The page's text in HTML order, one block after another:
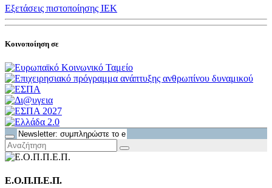
Εξετάσεις πιστοποίησης ΙΕΚ
Κοινοποίηση σε
Ε.Ο.Π.Π.Ε.Π.